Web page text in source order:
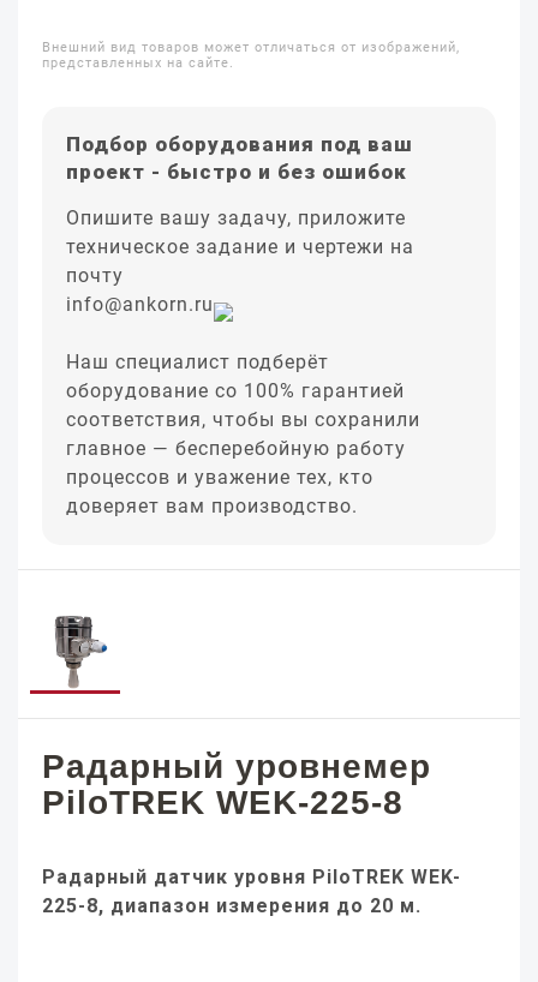
Внешний вид товаров может отличаться от изображений,
представленных на сайте.
Подбор оборудования под ваш
проект - быстро и без ошибок
Опишите вашу задачу, приложите
техническое задание и чертежи на
почту
info@ankorn.ru
Наш специалист подберёт
оборудование со 100% гарантией
соответствия, чтобы вы сохранили
главное — бесперебойную работу
процессов и уважение тех, кто
доверяет вам производство.
Радарный уровнемер
PiloTREK WEK-225-8
Радарный датчик уровня PiloTREK WEK-
225-8, диапазон измерения до 20 м.